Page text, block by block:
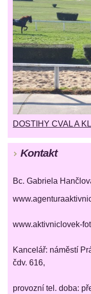
DOSTIHY CVAL A
Kontakt
Bc. Gabriela
www.aktivniclovek-
Kancelář: náměstí
čdv. 616,
provozní tel. doba: